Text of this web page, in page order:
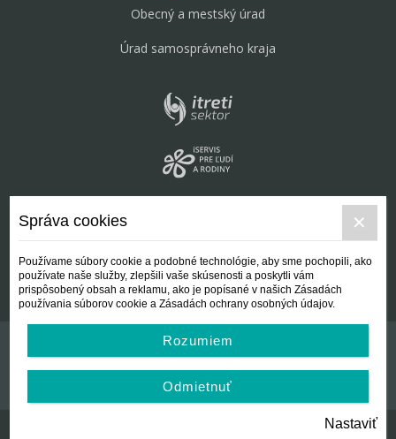
Obecný a mestský úrad
Úrad samosprávneho kraja
Kontakt
Všeobecné podmienky
Správa cookies
Používame súbory cookie a podobné technológie, aby sme pochopili, ako
používate naše služby, zlepšili vaše skúsenosti a poskytli vám
prispôsobený obsah a reklamu, ako je popísané v našich Zásadách
používania súborov cookie a Zásadách ochrany osobných údajov.
Rozumiem
Odmietnuť
Nastaviť